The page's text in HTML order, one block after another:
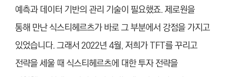
예측과 데이터 기반의 관리 기술이 필요했죠. 제로원을
통해 만난 식스티헤르츠가 바로 그 부분에서 강점을 가지고
있었습니다. 그래서 2022년 4월, 저희가 TFT를 꾸리고
전략을 세울 때 식스티헤르츠에 대한 투자 전략을